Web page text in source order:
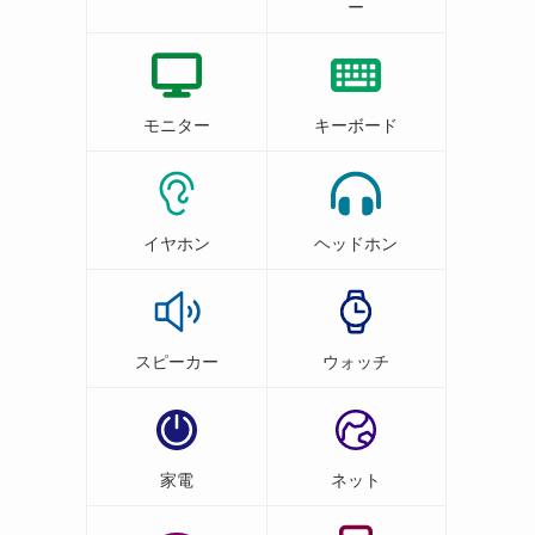
ー
モニター キーボード
イヤホン ヘッドホン
スピーカー ウォッチ
家電 ネット